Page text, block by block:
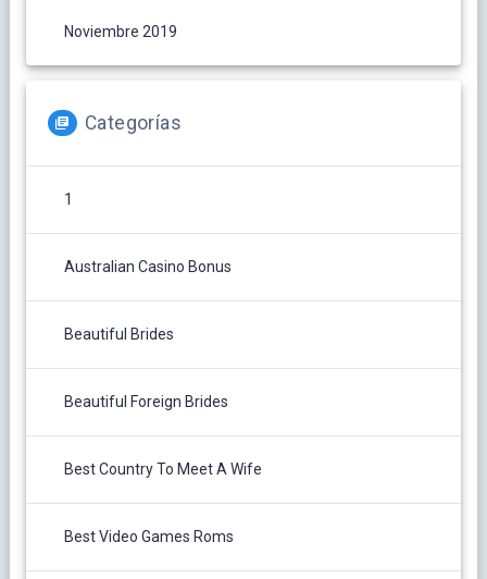
Noviembre 2019
Categorías
1
Australian Casino Bonus
Beautiful Brides
Beautiful Foreign Brides
Best Country To Meet A Wife
Best Video Games Roms